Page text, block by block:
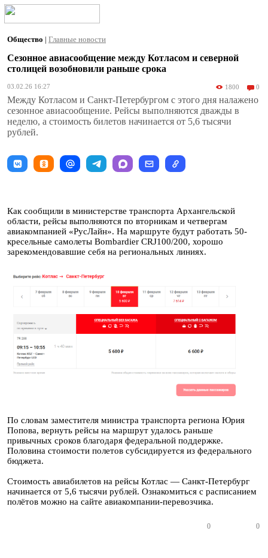
Общество | Главные новости
Сезонное авиасообщение между Котласом и cеверной
столицей возобновили раньше срока
03.02.26 16:27 1800 0
Между Котласом и Санкт-Петербургом с этого дня налажено
сезонное авиасообщение. Рейсы выполняются дважды в
неделю, а стоимость билетов начинается от 5,6 тысячи
рублей.
Как сообщили в министерстве транспорта Архангельской
области, рейсы выполняются по вторникам и четвергам
авиакомпанией «РусЛайн». На маршруте будут работать 50-
кресельные самолеты Bombardier CRJ100/200, хорошо
зарекомендовавшие себя на региональных линиях.
По словам заместителя министра транспорта региона Юрия
Попова, вернуть рейсы на маршрут удалось раньше
привычных сроков благодаря федеральной поддержке.
Половина стоимости полетов субсидируется из федерального
бюджета.
Стоимость авиабилетов на рейсы Котлас — Санкт-Петербург
начинается от 5,6 тысячи рублей. Ознакомиться с расписанием
полётов можно на сайте авиакомпании-перевозчика.
0 0